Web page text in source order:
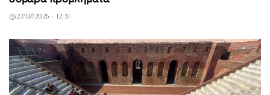
27/07/2026 - 12:31